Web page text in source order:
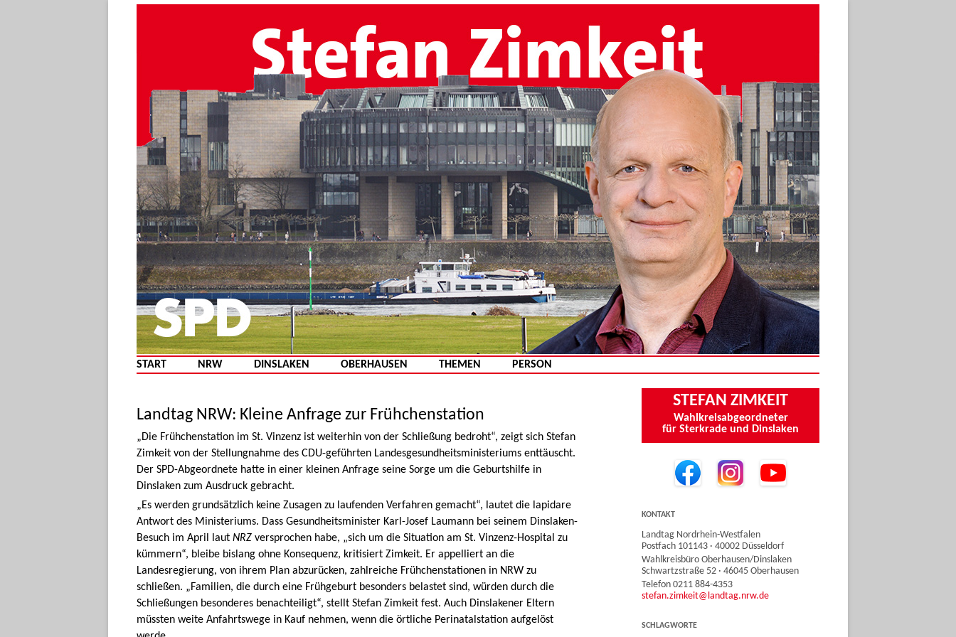
Zum Inhalt springen
START NRW DINSLAKEN OBERHAUSEN THEMEN PERSON
Landtag NRW: Kleine Anfrage zur Frühchenstation
„Die Frühchenstation im St. Vinzenz ist weiterhin von der Schließung bedroht“, zeigt sich Stefan
Zimkeit von der Stellungnahme des CDU-geführten Landesgesundheitsministeriums enttäuscht.
Der SPD-Abgeordnete hatte in einer kleinen Anfrage seine Sorge um die Geburtshilfe in
Dinslaken zum Ausdruck gebracht.
„Es werden grundsätzlich keine Zusagen zu laufenden Verfahren gemacht“, lautet die lapidare
Antwort des Ministeriums. Dass Gesundheitsminister Karl-Josef Laumann bei seinem Dinslaken-
Besuch im April laut NRZ versprochen habe, „sich um die Situation am St. Vinzenz-Hospital zu
kümmern“, bleibe bislang ohne Konsequenz, kritisiert Zimkeit. Er appelliert an die
Landesregierung, von ihrem Plan abzurücken, zahlreiche Frühchenstationen in NRW zu
schließen. „Familien, die durch eine Frühgeburt besonders belastet sind, würden durch die
Schließungen besonderes benachteiligt“, stellt Stefan Zimkeit fest. Auch Dinslakener Eltern
müssten weite Anfahrtswege in Kauf nehmen, wenn die örtliche Perinatalstation aufgelöst
STEFAN ZIMKEIT
Wahlkreisabgeordneter
für Sterkrade und Dinslaken
KONTAKT
Landtag Nordrhein-Westfalen
Postfach 101143 · 40002 Düsseldorf
Wahlkreisbüro Oberhausen/Dinslaken
Schwartzstraße 52 · 46045 Oberhausen
Telefon 0211 884-4353
stefan.zimkeit@landtag.nrw.de
SCHLAGWORTE